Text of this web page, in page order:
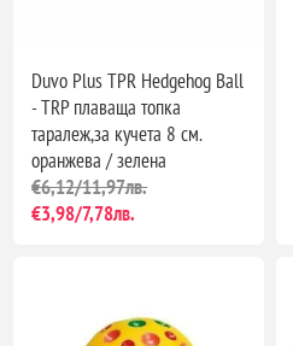
Duvo Plus TPR Hedgehog Ball
- TRP плаваща топка
таралеж,за кучета 8 см.
оранжева / зелена
€6,12/11,97лв.
€3,98/7,78лв.